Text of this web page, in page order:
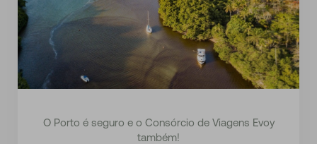
O Porto é seguro e o Consórcio de Viagens Evoy
também!